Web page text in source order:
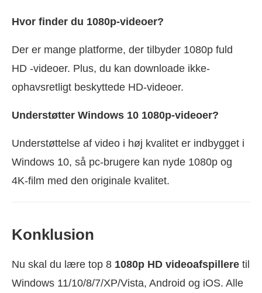
Hvor finder du 1080p-videoer?
Der er mange platforme, der tilbyder 1080p fuld
HD -videoer. Plus, du kan downloade ikke-
ophavsretligt beskyttede HD-videoer.
Understøtter Windows 10 1080p-videoer?
Understøttelse af video i høj kvalitet er indbygget i
Windows 10, så pc-brugere kan nyde 1080p og
4K-film med den originale kvalitet.
Konklusion
Nu skal du lære top 8 1080p HD videoafspillere til
Windows 11/10/8/7/XP/Vista, Android og iOS. Alle